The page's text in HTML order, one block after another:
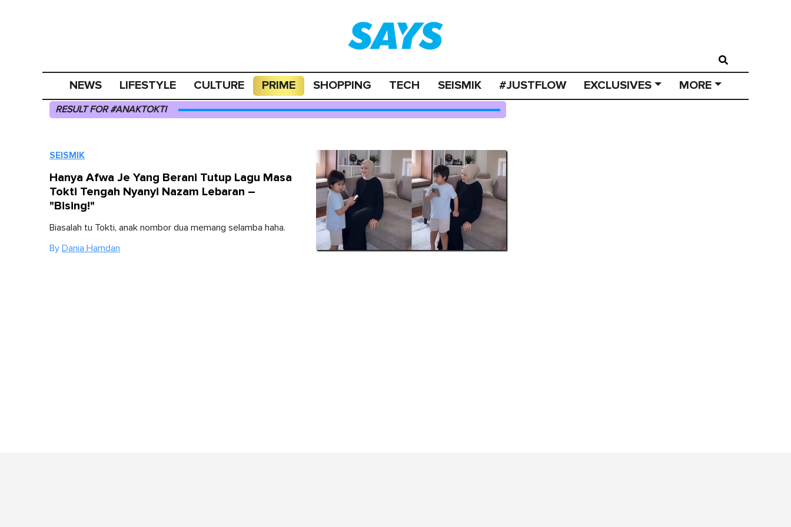
NEWS LIFESTYLE CULTURE PRIME SHOPPING TECH SEISMIK #JUSTFLOW EXCLUSIVES MORE
RESULT FOR #ANAKTOKTI
SEISMIK
Hanya Afwa Je Yang Berani Tutup Lagu Masa
Tokti Tengah Nyanyi Nazam Lebaran –
"Bising!"
Biasalah tu Tokti, anak nombor dua memang selamba haha.
By Dania Hamdan